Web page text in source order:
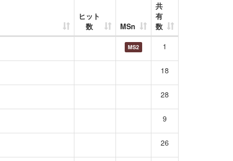
ヒット
数
MSn
共
有
数
MS2 1
18
28
9
26